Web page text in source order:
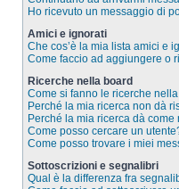
Ho ricevuto un messaggio di
Amici e ignorati
Che cos’è la mia lista amici e
Come faccio ad aggiungere o
Ricerche nella board
Come si fanno le ricerche
Perché la mia ricerca non dà
Perché la mia ricerca dà
Come posso cercare un
Come posso trovare i miei
Sottoscrizioni e segnalibri
Qual è la differenza fra